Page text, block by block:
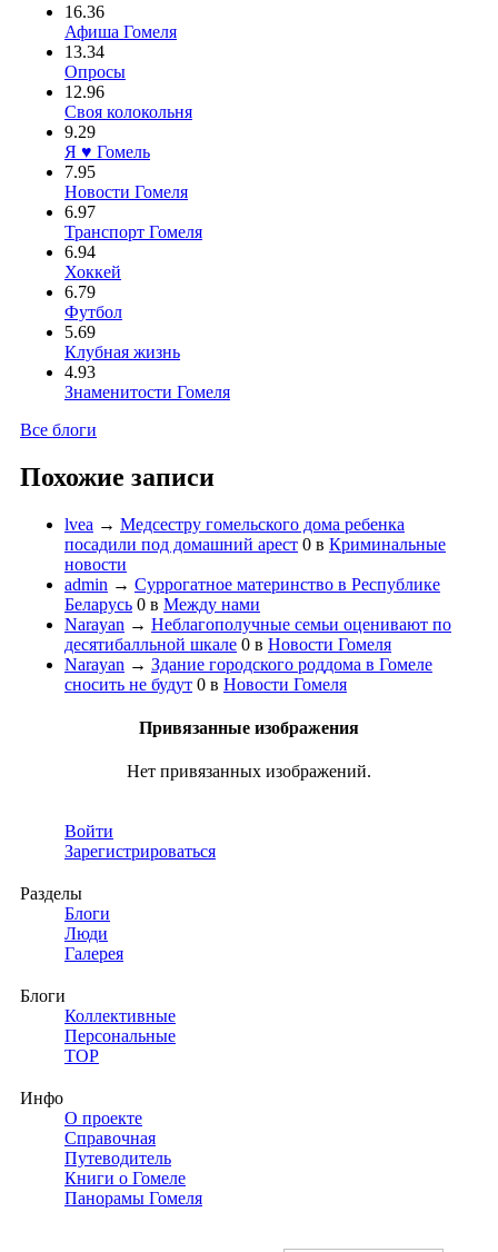
16.36
Афиша Гомеля
13.34
Опросы
12.96
Своя колокольня
9.29
Я ♥ Гомель
7.95
Новости Гомеля
6.97
Транспорт Гомеля
6.94
Хоккей
6.79
Футбол
5.69
Клубная жизнь
4.93
Знаменитости Гомеля
Все блоги
Похожие записи
lvea → Медсестру гомельского дома ребенка
посадили под домашний арест 0 в Криминальные
новости
admin → Cуррогатное материнство в Республике
Беларусь 0 в Между нами
Narayan → Неблагополучные семьи оценивают по
десятибалльной шкале 0 в Новости Гомеля
Narayan → Здание городского роддома в Гомеле
сносить не будут 0 в Новости Гомеля
Привязанные изображения
Нет привязанных изображений.
Войти
Зарегистрироваться
Разделы
Блоги
Люди
Галерея
Блоги
Коллективные
Персональные
TOP
Инфо
О проекте
Справочная
Путеводитель
Книги о Гомеле
Панорамы Гомеля